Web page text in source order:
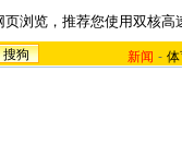
浏览，推荐您使用双核高
搜狗 新闻 -